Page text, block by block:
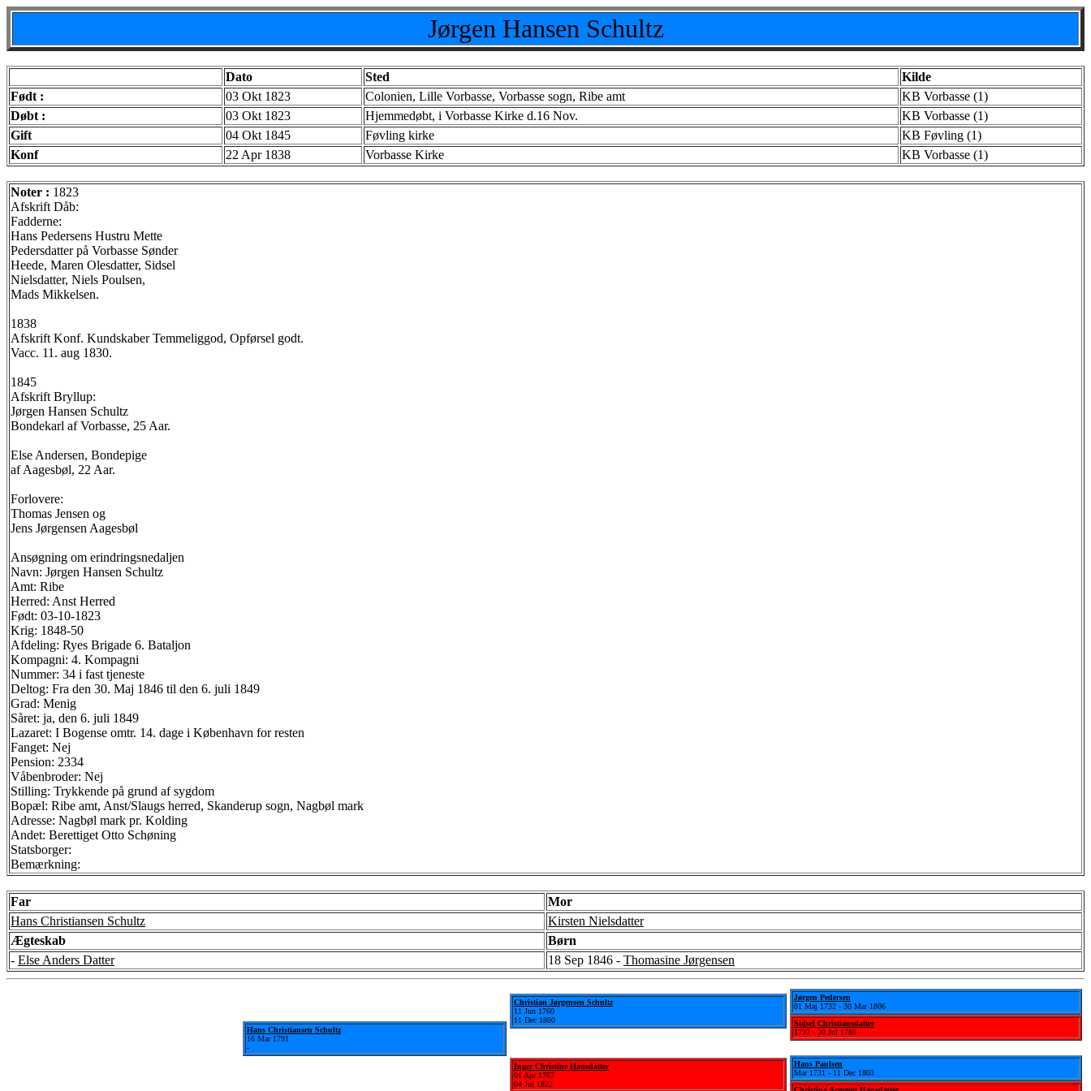
Jørgen Hansen Schultz
Dato Sted
Kilde
Født :
03 Okt 1823 Colonien, Lille Vorbasse, Vorbasse sogn, Ribe amt
KB Vorbasse (1)
Døbt :
03 Okt 1823 Hjemmedøbt, i Vorbasse Kirke d.16 Nov.
KB Vorbasse (1)
Gift
04 Okt 1845 Føvling kirke
KB Føvling (1)
Konf
22 Apr 1838 Vorbasse Kirke KB Vorbasse (1)
Noter : 1823
Afskrift Dåb:
Fadderne:
Hans Pedersens Hustru Mette
Pedersdatter på Vorbasse Sønder
Heede, Maren Olesdatter, Sidsel
Nielsdatter, Niels Poulsen,
Mads Mikkelsen.
1838
Afskrift Konf. Kundskaber Temmeliggod, Opførsel godt.
Vacc. 11. aug 1830.
1845
Afskrift Bryllup:
Jørgen Hansen Schultz
Bondekarl af Vorbasse, 25 Aar.
Else Andersen, Bondepige
af Aagesbøl, 22 Aar.
Forlovere:
Thomas Jensen og
Jens Jørgensen Aagesbøl
Ansøgning om erindringsnedaljen
Navn: Jørgen Hansen Schultz
Amt: Ribe
Herred: Anst Herred
Født: 03-10-1823
Krig: 1848-50
Afdeling: Ryes Brigade 6. Bataljon
Kompagni: 4. Kompagni
Nummer: 34 i fast tjeneste
Deltog: Fra den 30. Maj 1846 til den 6. juli 1849
Grad: Menig
Såret: ja, den 6. juli 1849
Lazaret: I Bogense omtr. 14. dage i København for resten
Fanget: Nej
Pension: 2334
Våbenbroder: Nej
Stilling: Trykkende på grund af sygdom
Bopæl: Ribe amt, Anst/Slaugs herred, Skanderup sogn, Nagbøl mark
Adresse: Nagbøl mark pr. Kolding
Andet: Berettiget Otto Schøning
Statsborger:
Bemærkning:
Far
Mor
Hans Christiansen Schultz
Kirsten Nielsdatter
Ægteskab
Børn
- Else Anders Datter 18 Sep 1846 - Thomasine Jørgensen
Hans Christiansen Schultz
16 Mar 1791
-
Christian Jørgensen Schultz
11 Jun 1760
11 Dec 1800
Inger Christine Hansdatter
01 Apr 1767
04 Jul 1822
Jørgen Pedersen
01 Maj 1732 - 30 Mar 1806
Sidsel Christiansdatter
1737 - 20 Jul 1785
Hans Paulsen
Mar 1731 - 11 Dec 1803